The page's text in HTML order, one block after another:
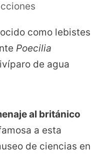
como lebistes
Poecilia
de agua
al británico
a esta
de ciencias en